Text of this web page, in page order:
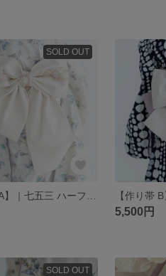
SOLD OUT
5,500円
SOLD OUT